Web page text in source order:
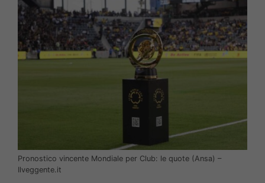
Pronostico vincente Mondiale per Club: le quote (Ansa) –
Ilveggente.it